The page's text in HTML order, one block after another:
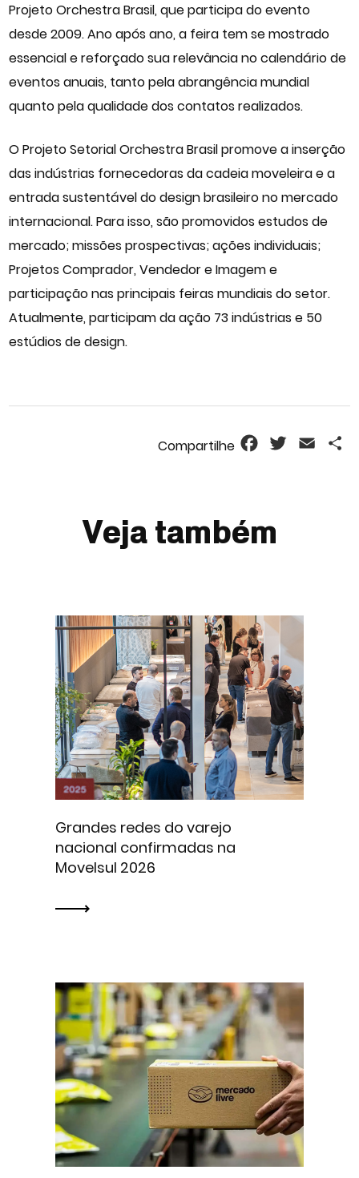
Projeto Orchestra Brasil, que participa do evento
desde 2009. Ano após ano, a feira tem se mostrado
essencial e reforçado sua relevância no calendário de
eventos anuais, tanto pela abrangência mundial
quanto pela qualidade dos contatos realizados.
O Projeto Setorial Orchestra Brasil promove a inserção
das indústrias fornecedoras da cadeia moveleira e a
entrada sustentável do design brasileiro no mercado
internacional. Para isso, são promovidos estudos de
mercado; missões prospectivas; ações individuais;
Projetos Comprador, Vendedor e Imagem e
participação nas principais feiras mundiais do setor.
Atualmente, participam da ação 73 indústrias e 50
estúdios de design.
FacebookTwitterEmail
Veja também
Grandes redes do varejo
nacional confirmadas na
Movelsul 2026